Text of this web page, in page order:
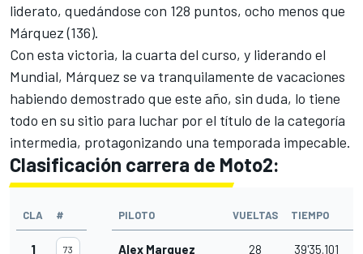
liderato, quedándose con 128 puntos, ocho menos que
Márquez (136).
Con esta victoria, la cuarta del curso, y liderando el
Mundial, Márquez se va tranquilamente de vacaciones
habiendo demostrado que este año, sin duda, lo tiene
todo en su sitio para luchar por el título de la categoría
intermedia, protagonizando una temporada impecable.
Clasificación carrera de Moto2:
CLA # PILOTO VUELTAS TIEMPO
1 73 Alex Marquez 28 39'35.101